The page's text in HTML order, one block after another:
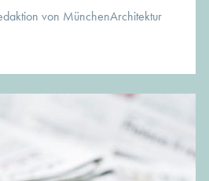
von MünchenArchitektur